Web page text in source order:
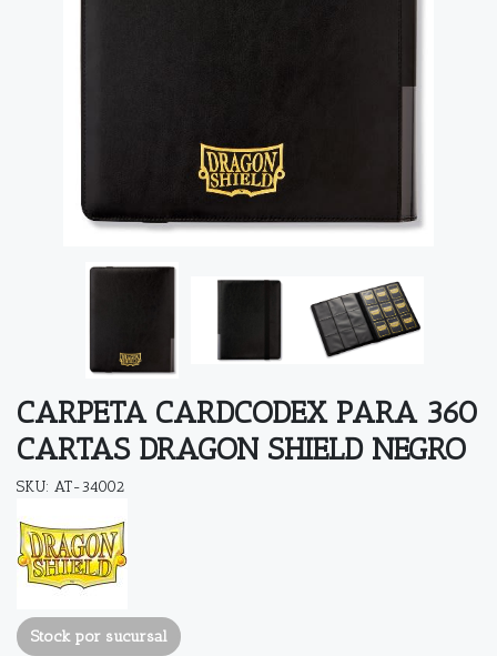
CARPETA CARDCODEX PARA 360
CARTAS DRAGON SHIELD NEGRO
SKU: AT-34002
Stock por sucursal